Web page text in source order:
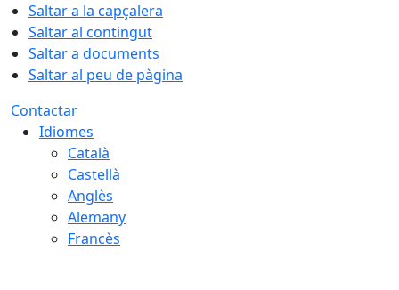
Saltar a la capçalera
Saltar al contingut
Saltar a documents
Saltar al peu de pàgina
Contactar
Idiomes
Català
Castellà
Anglès
Alemany
Francès